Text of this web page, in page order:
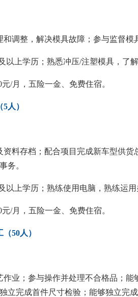
和调整，解决模具故障；参与监督
以上学历；熟悉冲压/注塑模具，
元/月，五险一金、免费住宿。
人）
资料存档；配合项目完成新车型供
务。
以上学历；熟练使用电脑，熟练运
元/月，五险一金、免费住宿。
50人）
作业；参与操作并处理不合格品；
立完成首件尺寸检验；能够独立完